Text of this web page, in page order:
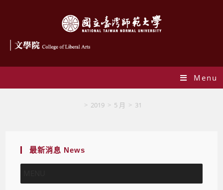
Menu
> 2019 > 5 月 > 31
最新消息 News